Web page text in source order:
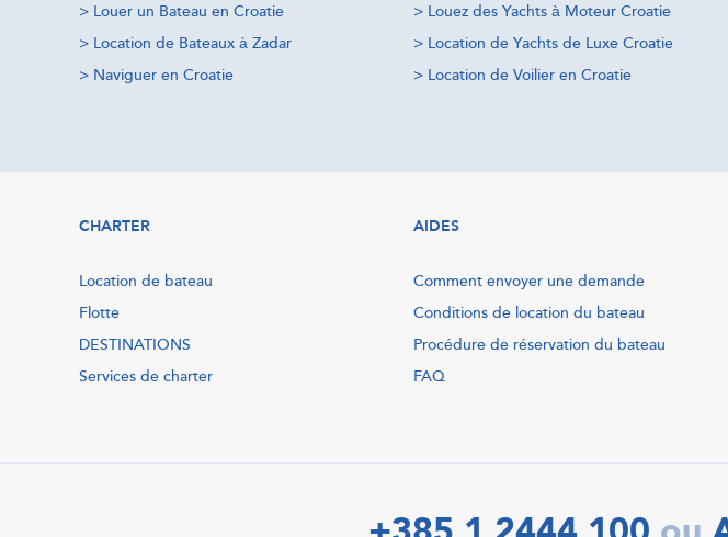
> Louer un Bateau en Croatie
> Location de Bateaux à Zadar
> Naviguer en Croatie
> Louez des Yachts à Moteur Croatie
> Location de Yachts de Luxe Croatie
> Location de Voilier en Croatie
CHARTER
Location de bateau
Flotte
DESTINATIONS
Services de charter
AIDES
Comment envoyer une demande
Conditions de location du bateau
Procédure de réservation du bateau
FAQ